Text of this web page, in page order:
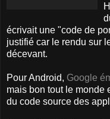
écrivait une "code de
justifié car le rendu sur
décevant.
Pour Android, Google
mais bon tout le monde
du code source des